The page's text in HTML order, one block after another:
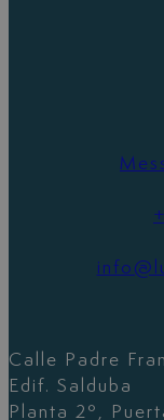
Calle Padre
Edif. Salduba
Planta 2º,